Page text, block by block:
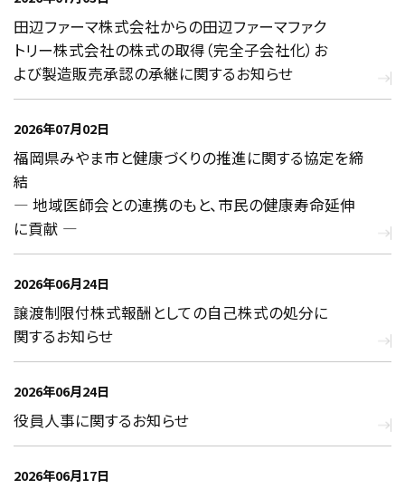
田辺ファーマ株式会社からの田辺ファーマファク
トリー株式会社の株式の取得（完全子会社化）お
よび製造販売承認の承継に関するお知らせ
2026年07月02日
福岡県みやま市と健康づくりの推進に関する協定を締
結
― 地域医師会との連携のもと、市民の健康寿命延伸
に貢献 ―
2026年06月24日
譲渡制限付株式報酬としての自己株式の処分に
関するお知らせ
2026年06月24日
役員人事に関するお知らせ
2026年06月17日